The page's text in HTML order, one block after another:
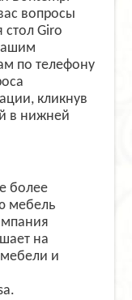
вопросы
стол Giro
по телефону
кликнув
в нижней
более
мебель
на
и